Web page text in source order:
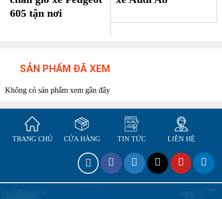
605 tận nơi
SẢN PHẨM ĐÃ XEM
Không có sản phẩm xem gần đây
TRANG CHỦ CỬA HÀNG TIN TỨC LIÊN HỆ